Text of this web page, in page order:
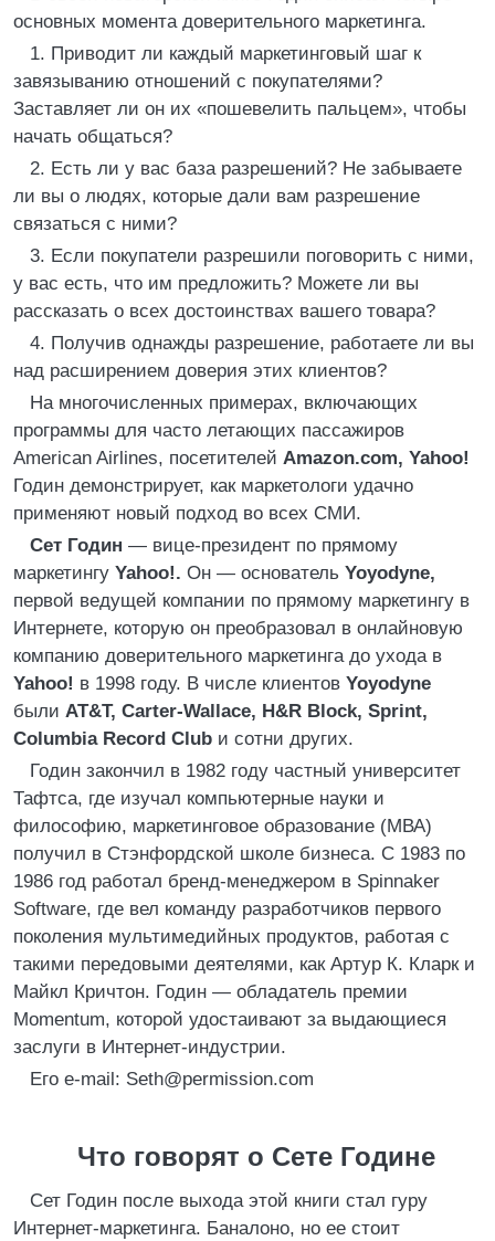
основных момента доверительного маркетинга.
1. Приводит ли каждый маркетинговый шаг к
завязыванию отношений с покупателями?
Заставляет ли он их «пошевелить пальцем», чтобы
начать общаться?
2. Есть ли у вас база разрешений? Не забываете
ли вы о людях, которые дали вам разрешение
связаться с ними?
3. Если покупатели разрешили поговорить с ними,
у вас есть, что им предложить? Можете ли вы
рассказать о всех достоинствах вашего товара?
4. Получив однажды разрешение, работаете ли вы
над расширением доверия этих клиентов?
На многочисленных примерах, включающих
программы для часто летающих пассажиров
American Airlines, посетителей Amazon.com, Yahoo!
Годин демонстрирует, как маркетологи удачно
применяют новый подход во всех СМИ.
Сет Годин — вице-президент по прямому
маркетингу Yahoo!. Он — основатель Yoyodyne,
первой ведущей компании по прямому маркетингу в
Интернете, которую он преобразовал в онлайновую
компанию доверительного маркетинга до ухода в
Yahoo! в 1998 году. В числе клиентов Yoyodyne
были AT&T, Carter-Wallace, H&R Block, Sprint,
Columbia Record Club и сотни других.
Годин закончил в 1982 году частный университет
Тафтса, где изучал компьютерные науки и
философию, маркетинговое образование (МВА)
получил в Стэнфордской школе бизнеса. С 1983 по
1986 год работал бренд-менеджером в Spinnaker
Software, где вел команду разработчиков первого
поколения мультимедийных продуктов, работая с
такими передовыми деятелями, как Артур К. Кларк и
Майкл Кричтон. Годин — обладатель премии
Momentum, которой удостаивают за выдающиеся
заслуги в Интернет-индустрии.
Его e-mail: Seth@permission.com
Что говорят о Сете Године
Сет Годин после выхода этой книги стал гуру
Интернет-маркетинга. Баналоно, но ее стоит